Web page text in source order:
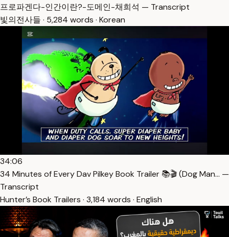
프로파겐다-인간이란?-도메인-채희석 — Transcript
빛의전사들 · 5,284 words · Korean
34:06
34 Minutes of Every Dav Pilkey Book Trailer 📚🎬 (Dog Man… —
Transcript
Hunter’s Book Trailers · 3,184 words · English